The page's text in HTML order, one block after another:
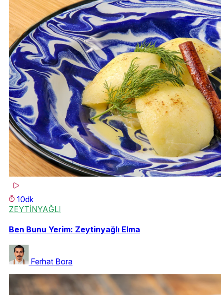
10dk
ZEYTİNYAĞLI
Ben Bunu Yerim: Zeytinyağlı Elma
Ferhat Bora